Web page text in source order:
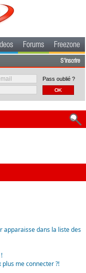
Forums Freezone
S'inscrire
Pass oublié ?
apparaisse dans la liste des
plus me connecter ?!